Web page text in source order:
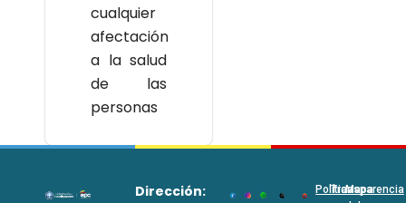
cualquier
afectación
a la salud
de las
personas
Dirección:
Políticas
Transparencia
Mapa